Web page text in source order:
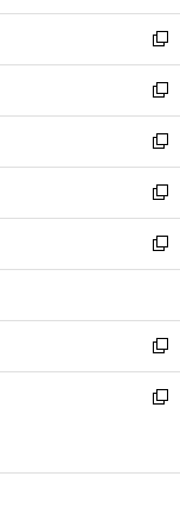
開
く
ウ
で
開
く
ン
ド
ウ
で
開
く
ウ
ィ
ン
ド
ウ
で
開
く
新
し
い
ウ
ィ
ン
ド
ウ
で
開
新
し
い
ウ
ィ
ン
ド
ウ
開
く
新
し
い
ウ
ィ
ン
ウ
で
開
く
新
し
い
ウ
ン
ド
ウ
で
新
し
ウ
ィ
ン
ド
開
新
し
い
ン
新
ウ